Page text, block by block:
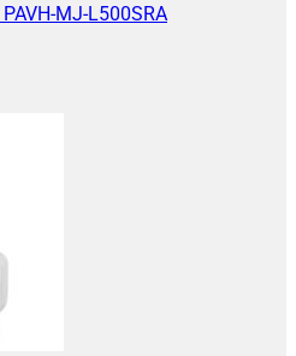
MJ-L500SRA